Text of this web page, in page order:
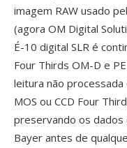
imagem RAW usado
(agora OM Digital
É-10 digital SLR é
Four Thirds OM-D e
leitura não
MOS ou CCD Four
preservando os dados
Bayer antes de